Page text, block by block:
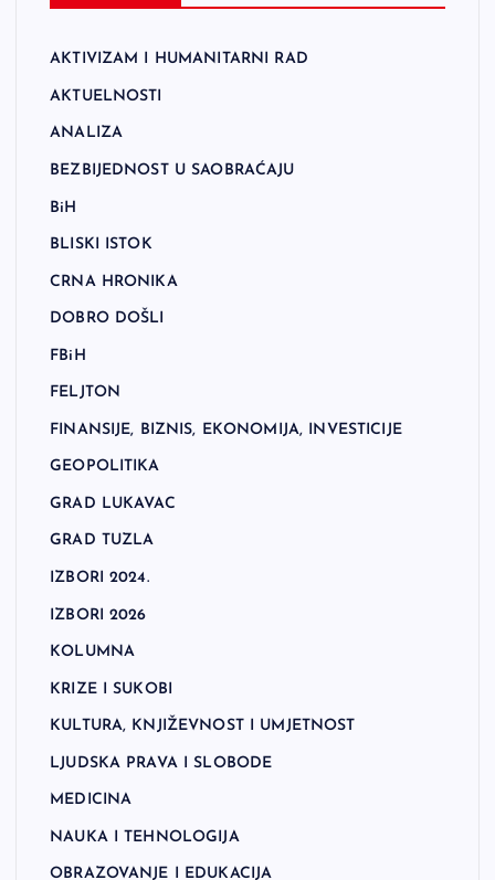
AKTIVIZAM I HUMANITARNI RAD
AKTUELNOSTI
ANALIZA
BEZBIJEDNOST U SAOBRAĆAJU
BiH
BLISKI ISTOK
CRNA HRONIKA
DOBRO DOŠLI
FBiH
FELJTON
FINANSIJE, BIZNIS, EKONOMIJA, INVESTICIJE
GEOPOLITIKA
GRAD LUKAVAC
GRAD TUZLA
IZBORI 2024.
IZBORI 2026
KOLUMNA
KRIZE I SUKOBI
KULTURA, KNJIŽEVNOST I UMJETNOST
LJUDSKA PRAVA I SLOBODE
MEDICINA
NAUKA I TEHNOLOGIJA
OBRAZOVANJE I EDUKACIJA